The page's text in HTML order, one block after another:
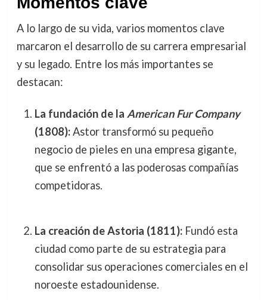
A lo largo de su vida, varios momentos clave
marcaron el desarrollo de su carrera empresarial
y su legado. Entre los más importantes se
destacan:
La fundación de la American Fur Company
(1808):Astor transformó su pequeño
negocio de pieles en una empresa gigante,
que se enfrentó a las poderosas compañías
competidoras.
La creación de Astoria (1811):Fundó esta
ciudad como parte de su estrategia para
consolidar sus operaciones comerciales en el
noroeste estadounidense.